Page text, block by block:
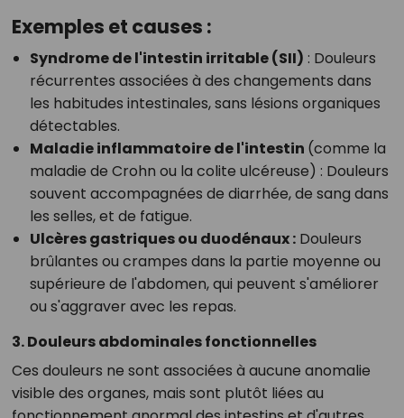
Exemples et causes :
Syndrome de l'intestin irritable (SII) : Douleurs
récurrentes associées à des changements dans
les habitudes intestinales, sans lésions organiques
détectables.
Maladie inflammatoire de l'intestin (comme la
maladie de Crohn ou la colite ulcéreuse) : Douleurs
souvent accompagnées de diarrhée, de sang dans
les selles, et de fatigue.
Ulcères gastriques ou duodénaux :Douleurs
brûlantes ou crampes dans la partie moyenne ou
supérieure de l'abdomen, qui peuvent s'améliorer
ou s'aggraver avec les repas.
3. Douleurs abdominales fonctionnelles
Ces douleurs ne sont associées à aucune anomalie
visible des organes, mais sont plutôt liées au